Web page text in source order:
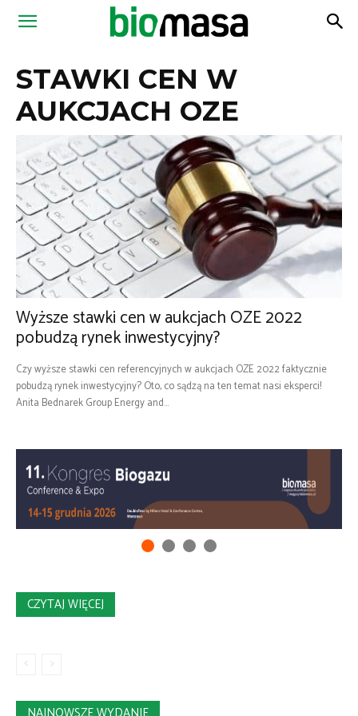
Magazyn
STAWKI CEN W
AUKCJACH OZE
Wyższe stawki cen w aukcjach OZE 2022
pobudzą rynek inwestycyjny?
Czy wyższe stawki cen referencyjnych w aukcjach OZE 2022 faktycznie
pobudzą rynek inwestycyjny? Oto, co sądzą na ten temat nasi eksperci!
Anita Bednarek Group Energy and...
CZYTAJ WIĘCEJ